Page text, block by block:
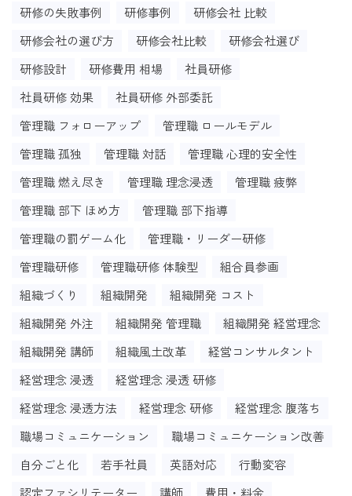
研修の失敗事例
研修事例
研修会社 比較
研修会社の選び方
研修会社比較
研修会社選び
研修設計
研修費用 相場
社員研修
社員研修 効果
社員研修 外部委託
管理職 フォローアップ
管理職 ロールモデル
管理職 孤独
管理職 対話
管理職 心理的安全性
管理職 燃え尽き
管理職 理念浸透
管理職 疲弊
管理職 部下 ほめ方
管理職 部下指導
管理職の罰ゲーム化
管理職・リーダー研修
管理職研修
管理職研修 体験型
組合員参画
組織づくり
組織開発
組織開発 コスト
組織開発 外注
組織開発 管理職
組織開発 経営理念
組織開発 講師
組織風土改革
経営コンサルタント
経営理念 浸透
経営理念 浸透 研修
経営理念 浸透方法
経営理念 研修
経営理念 腹落ち
職場コミュニケーション
職場コミュニケーション改善
自分ごと化
若手社員 英語対応
行動変容
認定ファシリテーター
講師
費用・料金